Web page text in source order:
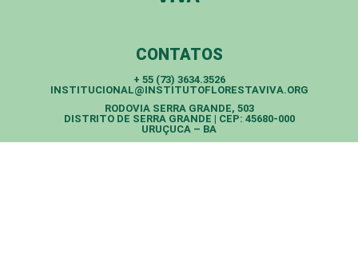
CONTATOS
+ 55 (73) 3634.3526
INSTITUCIONAL@INSTITUTOFLORESTAVIVA.ORG
RODOVIA SERRA GRANDE, 503
DISTRITO DE SERRA GRANDE | CEP: 45680-000
URUÇUCA – BA